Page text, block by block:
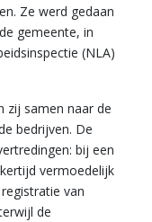
Ze werd gedaan
gemeente, in
(NLA)
zij samen naar de
bedrijven. De
bij een
vermoedelijk
van
de